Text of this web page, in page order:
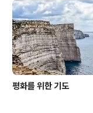
평화를 위한 기도